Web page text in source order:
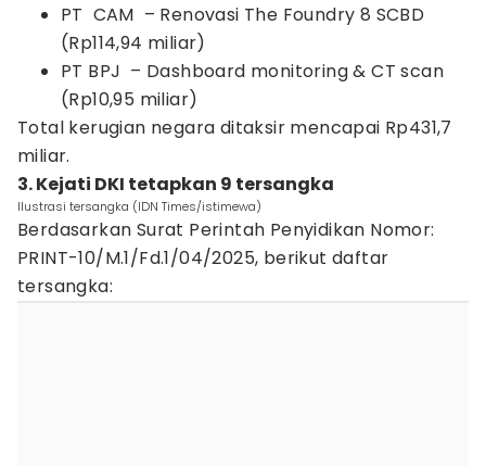
PT CAM – Renovasi The Foundry 8 SCBD
(Rp114,94 miliar)
PT BPJ – Dashboard monitoring & CT scan
(Rp10,95 miliar)
Total kerugian negara ditaksir mencapai Rp431,7
miliar.
3. Kejati DKI tetapkan 9 tersangka
Ilustrasi tersangka (IDN Times/istimewa)
Berdasarkan Surat Perintah Penyidikan Nomor:
PRINT-10/M.1/Fd.1/04/2025, berikut daftar
tersangka: